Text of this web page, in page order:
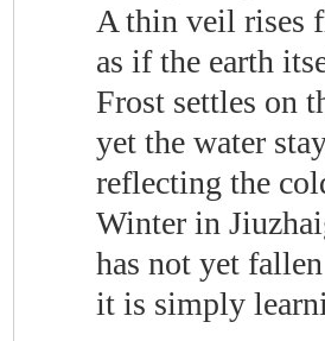
A thin veil rises
as if the earth
Frost settles on
yet the water
reflecting the cold
Winter in
has not yet fallen
it is simply